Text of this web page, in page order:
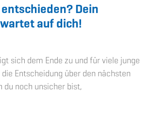
Dein
auf dich!
sich dem Ende zu und für viele junge
Entscheidung über den nächsten
du noch unsicher bist,